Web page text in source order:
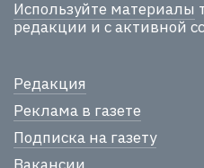
Используйте материалы
редакции и с активной
Редакция
Реклама в газете
Подписка на газету